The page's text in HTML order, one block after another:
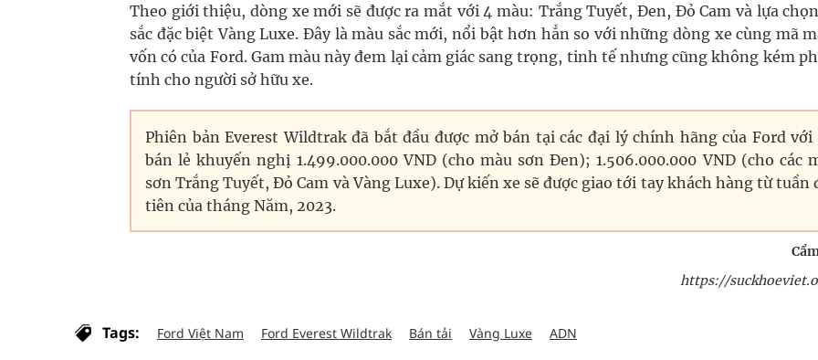
Theo giới thiệu, dòng xe mới sẽ được ra mắt với 4 màu: Trắng Tuyết, Đen, Đỏ Cam và lựa
sắc đặc biệt Vàng Luxe. Đây là màu sắc mới, nổi bật hơn hẳn so với những dòng xe cùng mã
vốn có của Ford. Gam màu này đem lại cảm giác sang trọng, tinh tế nhưng cũng không kém
tính cho người sở hữu xe.
Phiên bản Everest Wildtrak đã bắt đầu được mở bán tại các đại lý chính hãng của Ford với
bán lẻ khuyến nghị 1.499.000.000 VND (cho màu sơn Đen); 1.506.000.000 VND (cho các
sơn Trắng Tuyết, Đỏ Cam và Vàng Luxe). Dự kiến xe sẽ được giao tới tay khách hàng từ tuần
tiên của tháng Năm, 2023.
https://
Tags: Ford Việt Nam Ford Everest Wildtrak Bán tải Vàng Luxe ADN